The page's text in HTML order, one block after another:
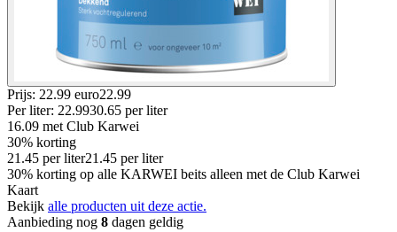
Prijs: 22.99 euro22.99
Per liter: 22.9930.65 per liter
16.09 met Club Karwei
30% korting
21.45 per liter21.45 per liter
30% korting op alle KARWEI beits alleen met de Club Karwei
Kaart
Bekijk alle producten uit deze actie.
Aanbieding nog 8 dagen geldig